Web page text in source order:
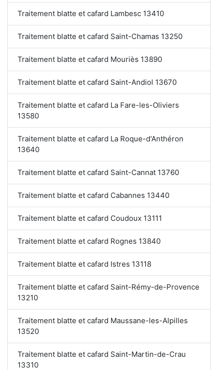
Traitement blatte et cafard Lambesc 13410
Traitement blatte et cafard Saint-Chamas 13250
Traitement blatte et cafard Mouriès 13890
Traitement blatte et cafard Saint-Andiol 13670
Traitement blatte et cafard La Fare-les-Oliviers
13580
Traitement blatte et cafard La Roque-d'Anthéron
13640
Traitement blatte et cafard Saint-Cannat 13760
Traitement blatte et cafard Cabannes 13440
Traitement blatte et cafard Coudoux 13111
Traitement blatte et cafard Rognes 13840
Traitement blatte et cafard Istres 13118
Traitement blatte et cafard Saint-Rémy-de-Provence
13210
Traitement blatte et cafard Maussane-les-Alpilles
13520
Traitement blatte et cafard Saint-Martin-de-Crau
13310